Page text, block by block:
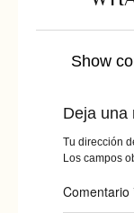
Show
Deja una
Tu dirección
Los campos
Comentario